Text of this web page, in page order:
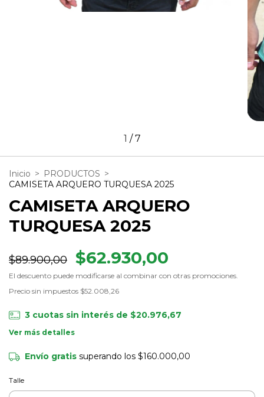
1 /7
Inicio > PRODUCTOS >
CAMISETA ARQUERO TURQUESA 2025
CAMISETA ARQUERO
TURQUESA 2025
$89.900,00 $62.930,00
El descuento puede modificarse al combinar con otras promociones.
Precio sin impuestos $52.008,26
3 cuotas sin interés de $20.976,67
Ver más detalles
Envío gratis superando los $160.000,00
Talle